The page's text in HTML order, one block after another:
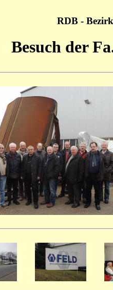
RDB -
Besuch der